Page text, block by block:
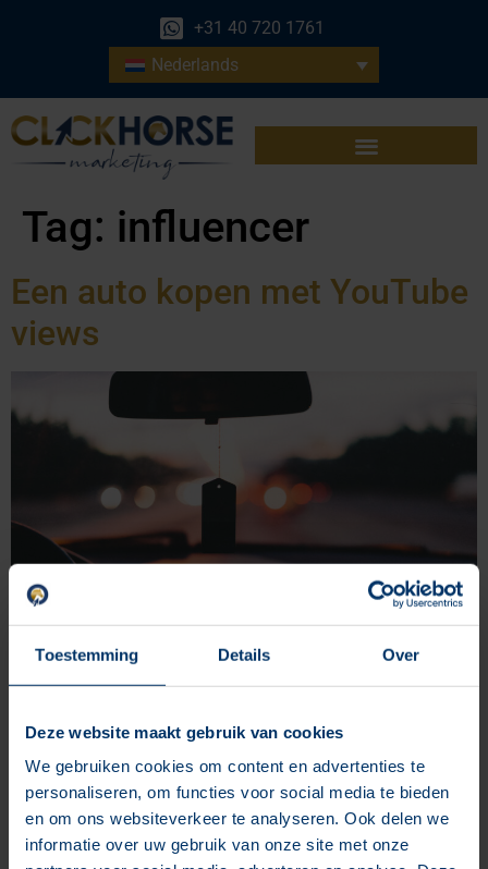
Toestemming Details Over
Deze website maakt gebruik van cookies
We gebruiken cookies om content en advertenties te
personaliseren, om functies voor social media te bieden
en om ons websiteverkeer te analyseren. Ook delen we
informatie over uw gebruik van onze site met onze
+31 40 720 1761
Nederlands
Tag: influencer
Een auto kopen met YouTube
views
views maar in de nieuwe campagne van Opel is dit serieus
met views en met YouTube geld kan verdienen. Heb je een
veel bekeken kanaal dan kan je bijvoorbeeld door Google
AdSense geld krijgen voor advertenties in, voor of tijdens
jouw video. Maar YouTubers worden ook direct benadert van